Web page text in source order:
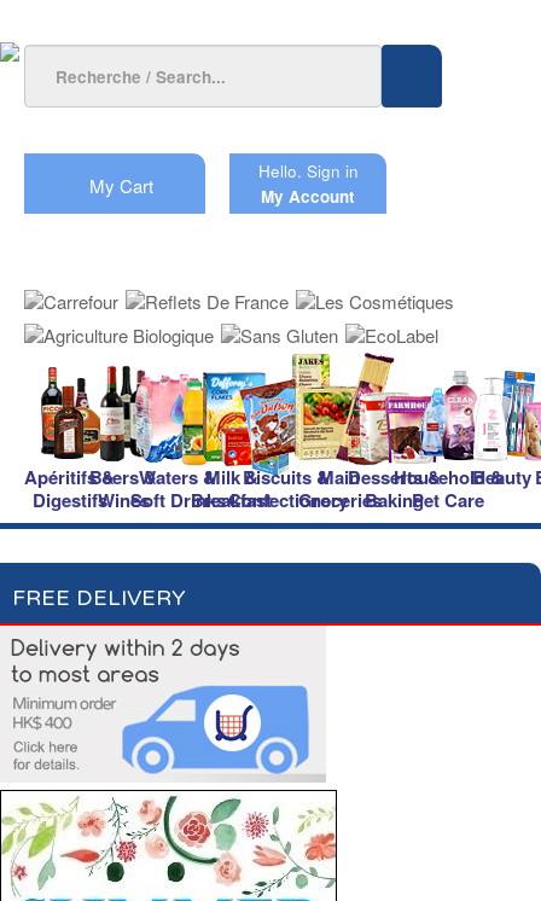
My Cart
Hello. Sign in
My Account
Apéritifs &
Digestifs
Beers &
Wines
Waters &
Soft Drinks
Milk &
Breakfast
Biscuits &
Confectionery
Main
Groceries
Desserts &
Baking
Household &
Pet Care
Beauty
FREE DELIVERY